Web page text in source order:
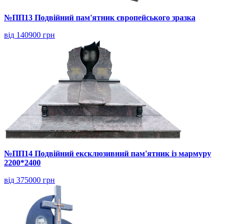
№ПП13 Подвійний пам'ятник європейського зразка
від 140900 грн
№ПП14 Подвійний ексклюзивний пам'ятник із мармуру
2200*2400
від 375000 грн